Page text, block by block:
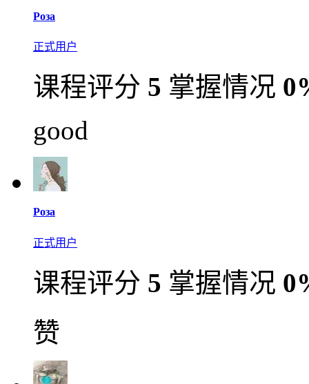
Роза
正式用户
课程评分 5 掌握情况
good
Роза
正式用户
课程评分 5 掌握情况
赞